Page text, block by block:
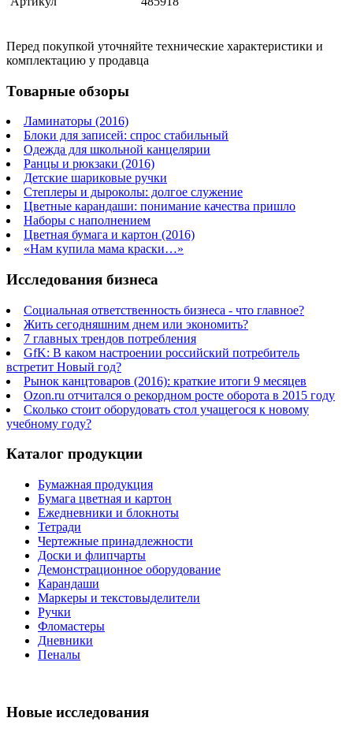
Перед покупкой уточняйте технические характеристики и
комплектацию у продавца
Товарные обзоры
Ламинаторы (2016)
Блоки для записей: спрос стабильный
Одежда для школьной канцелярии
Ранцы и рюкзаки (2016)
Детские шариковые ручки
Степлеры и дыроколы: долгое служение
Цветные карандаши: понимание качества пришло
Наборы с наполнением
Цветная бумага и картон (2016)
«Нам купила мама краски…»
Исследования бизнеса
Социальная ответственность бизнеса - что главное?
Жить сегодняшним днем или экономить?
7 главных трендов потребления
GfK: В каком настроении российский потребитель
встретит Новый год?
Рынок канцтоваров (2016): краткие итоги 9 месяцев
Ozon.ru отчитался о рекордном росте оборота в 2015 году
Сколько стоит оборудовать стол учащегося к новому
учебному году?
Каталог продукции
Бумажная продукция
Бумага цветная и картон
Ежедневники и блокноты
Тетради
Чертежные принадлежности
Доски и флипчарты
Демонстрационное оборудование
Карандаши
Маркеры и текстовыделители
Ручки
Фломастеры
Дневники
Пеналы
Новые исследования